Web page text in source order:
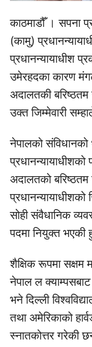
काठमाडौँ ।सपना
(कामु)
प्रधानन्यायाधीश
उमेरहदका कारण
अदालतकी
उक्त जिम्मेवारी
नेपालको
प्रधानन्यायाधीशको
अदालतको बरिष्ठतम
प्रधानन्यायाधीशको
सोही संवैधानिक
पदमा नियुक्त भएकी
शैक्षिक रूपमा सक्षम
नेपाल ल
भने दिल्ली
तथा अमेरिकाको
स्नातकोत्तर गरेकी